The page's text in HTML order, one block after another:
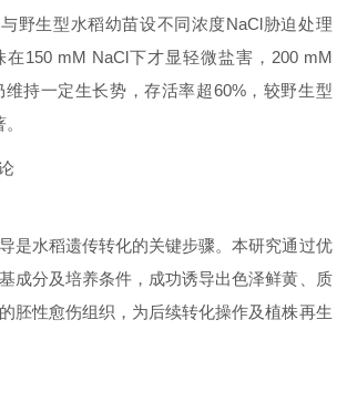
野生型水稻幼苗设不同浓度NaCl胁迫处理
在150 mM NaCl下才显轻微盐害，200 mM
维持一定生长势，存活率超60%，较野生型
是水稻遗传转化的关键步骤。本研究通过优
成分及培养条件，成功诱导出色泽鲜黄、质
胚性愈伤组织，为后续转化操作及植株再生